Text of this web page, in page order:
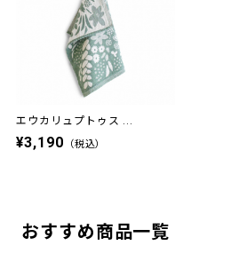
エウカリュプトゥス ...
¥3,190 （税込）
おすすめ商品一覧